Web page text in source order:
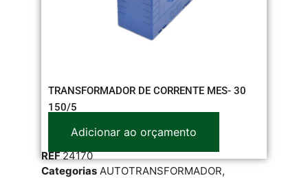
TRANSFORMADOR DE CORRENTE MES- 30
150/5
Adicionar ao orçamento
REF24170
Categorias AUTOTRANSFORMADOR,